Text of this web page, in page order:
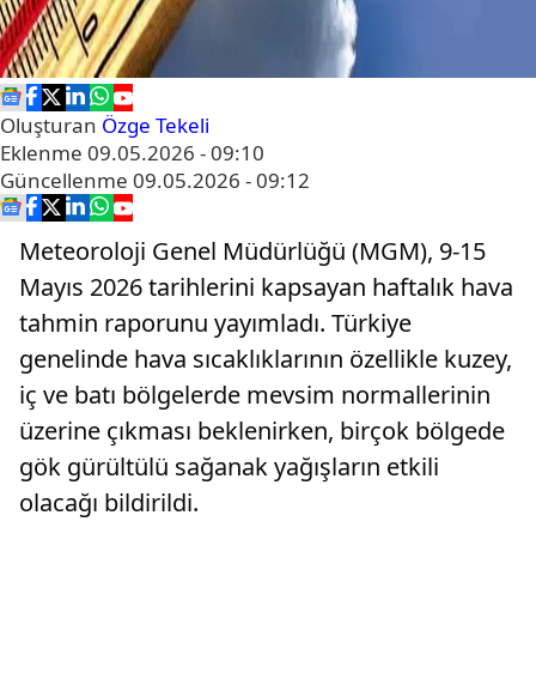
Oluşturan Özge Tekeli
Eklenme 09.05.2026 - 09:10
Güncellenme 09.05.2026 - 09:12
Meteoroloji Genel Müdürlüğü (MGM), 9-15
Mayıs 2026 tarihlerini kapsayan haftalık hava
tahmin raporunu yayımladı. Türkiye
genelinde hava sıcaklıklarının özellikle kuzey,
iç ve batı bölgelerde mevsim normallerinin
üzerine çıkması beklenirken, birçok bölgede
gök gürültülü sağanak yağışların etkili
olacağı bildirildi.